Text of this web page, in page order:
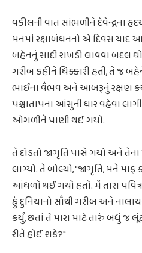
વકીલની વાત સાંભળીને દેવેન્દ્રના
મનમાં રક્ષાબંધનનો એ દિવસ
બહેનનું સાદી રાખડી લાવવા બદલ
ગરીબ કહીને ધિક્કારી હતી, તે જ
ભાઈના વૈભવ અને આબરૂનું રક્ષણ
પશ્ચાતાપના આંસુની ધાર વહેવા
ઓગળીને પાણી થઈ ગયો.
તે દોડતો જાગૃતિ પાસે ગયો અને તેના
લાગ્યો. તે બોલ્યો, "જાગૃતિ, મને માફ
આંધળો થઈ ગયો હતો. મેં તારા
હું દુનિયાનો સૌથી ગરીબ અને
કર્યું, છતાં તેં મારા માટે તારું બધું જ
રીતે હોઈ શકે?"